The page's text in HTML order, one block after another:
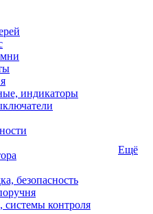
индикаторы
безопасность
системы контроля
Ещё